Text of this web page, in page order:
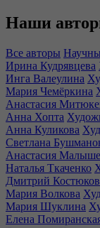
Наши
Все авторы
Ирина Кудрявцева
Инга Валеулина
Мария Чемёркина
Анастасия
Анна Хопта
Анна Куликова
Светлана
Анастасия
Наталья Ткаченко
Дмитрий Костюков
Мария Волкова
Мария Шуклина
Елена